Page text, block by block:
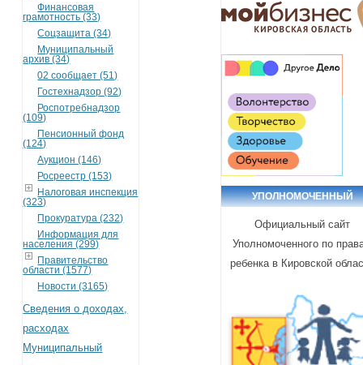
Финансовая
грамотность (33)
Соцзащита (34)
Муниципальный
архив (34)
02 сообщает (51)
Гостехнадзор (92)
Роспотребнадзор
(109)
Пенсионный фонд
(124)
Аукцион (146)
Росреестр (153)
Налоговая инспекция
(323)
Прокуратура (232)
Информация для
населения (299)
Правительство
области (1577)
Новости (3165)
Сведения о доходах,
расходах
Муниципальный
УПОЛНОМОЧЕННЫЙ
Официальный сайт
Уполномоченного по
ребенка в Кировской